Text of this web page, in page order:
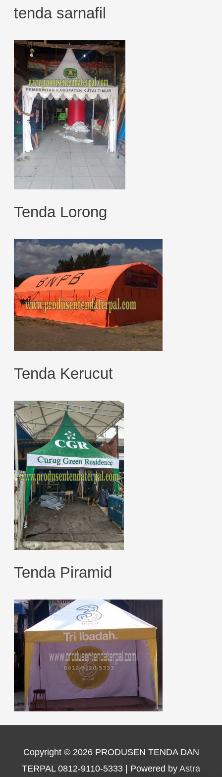
tenda sarnafil
Tenda Lorong
Tenda Kerucut
Tenda Piramid
Copyright © 2026 PRODUSEN TENDA DAN
TERPAL 0812-9110-5333 | Powered byAstra